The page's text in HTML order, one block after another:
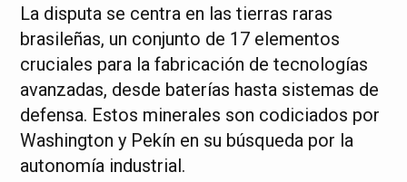
La disputa se centra en las tierras raras
brasileñas, un conjunto de 17 elementos
cruciales para la fabricación de tecnologías
avanzadas, desde baterías hasta sistemas de
defensa. Estos minerales son codiciados por
Washington y Pekín en su búsqueda por la
autonomía industrial.